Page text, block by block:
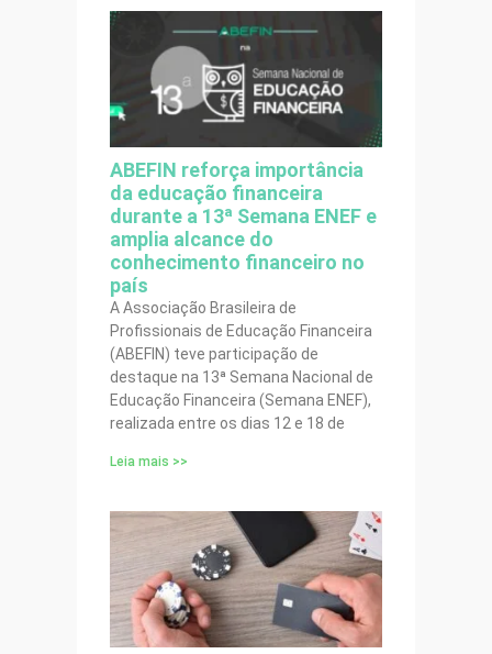
ABEFIN reforça importância
da educação financeira
durante a 13ª Semana ENEF e
amplia alcance do
conhecimento financeiro no
país
A Associação Brasileira de
Profissionais de Educação Financeira
(ABEFIN) teve participação de
destaque na 13ª Semana Nacional de
Educação Financeira (Semana ENEF),
realizada entre os dias 12 e 18 de
Leia mais >>